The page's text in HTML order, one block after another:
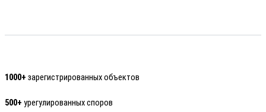
1000+ зарегистрированных объектов
500+ урегулированных споров